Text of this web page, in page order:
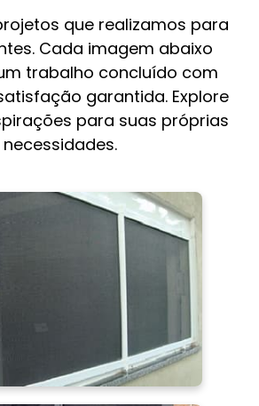
que realizamos para
Cada imagem abaixo
trabalho concluído com
garantida. Explore
para suas próprias
necessidades.